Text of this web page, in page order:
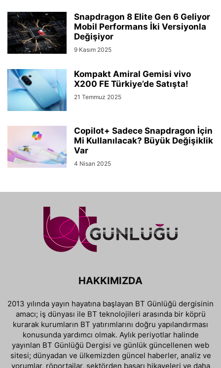
Snapdragon 8 Elite Gen 6 Geliyor
Mobil Performans İki Versiyonla
Değişiyor
9 Kasım 2025
Kompakt Amiral Gemisi vivo
X200 FE Türkiye’de Satışta!
21 Temmuz 2025
Copilot+ Sadece Snapdragon İçin
Mi Kullanılacak? Büyük Değişiklik
Var
4 Nisan 2025
HAKKIMIZDA
2013 yılında yayın hayatına başlayan BT Günlüğü dergisinin
amacı; iş dünyası ile BT teknolojileri arasında bir köprü
kurarak kurumların BT yatırımlarını doğru yapılandırması
konusunda yardımcı olmak. Aylık periyotlar halinde
yayınlan BT Günlüğü Dergisi ve günlük güncellenen web
sitesi; dünyadan ve ülkemizden güncel haberler, analiz ve
yorumlar, röportajlar, sektörden başarı hikayeleri ve daha